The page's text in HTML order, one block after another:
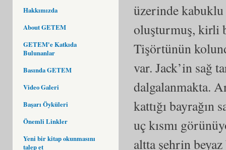
Hakkımızda
About GETEM
GETEM'e Katkıda
Bulunanlar
Basında GETEM
Video Galeri
Başarı Öyküleri
Önemli Linkler
Yeni bir kitap okunmasını
talep et
üzerinde
oluşturmuş, kirli
Tişörtünün
var. Jack’in sağ
dalgalanmakta.
kattığı bayrağın
uç kısmı
altta şehrin